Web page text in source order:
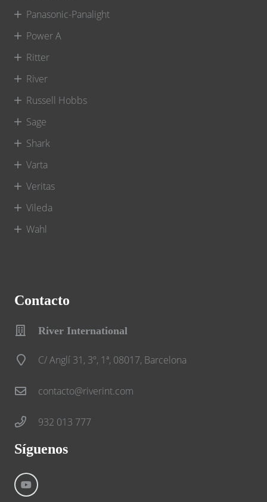
Panasonic-Panalight
Power A
Ritter
River
Russell Hobbs
Sage
Shark
Varta
Veritas
Vileda
Wahl
Contacto
River International
C/ Anglí 31, 3º, 1ª, 08017, Barcelona
contacto@riverint.com
932 013 777
Síguenos